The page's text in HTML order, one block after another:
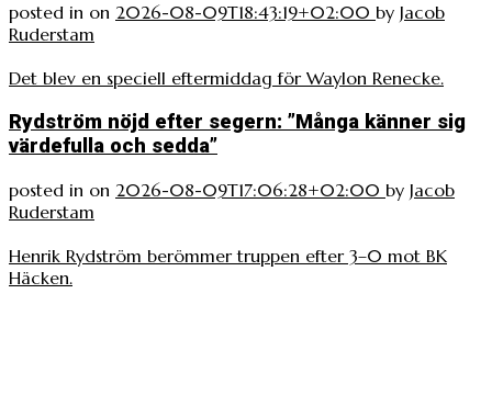
posted in on 2026-08-09T18:43:19+02:00 by Jacob
Ruderstam
Det blev en speciell eftermiddag för Waylon Renecke.
Rydström nöjd efter segern: ”Många känner sig
värdefulla och sedda”
posted in on 2026-08-09T17:06:28+02:00 by Jacob
Ruderstam
Henrik Rydström berömmer truppen efter 3–0 mot BK
Häcken.